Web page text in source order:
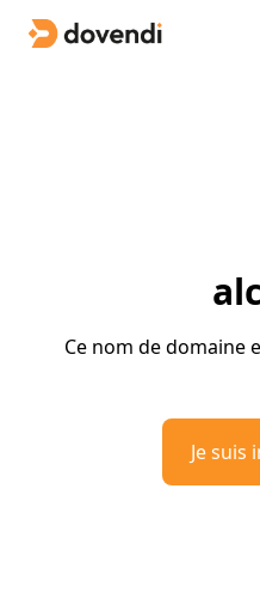
Ce nom de domaine
Je suis